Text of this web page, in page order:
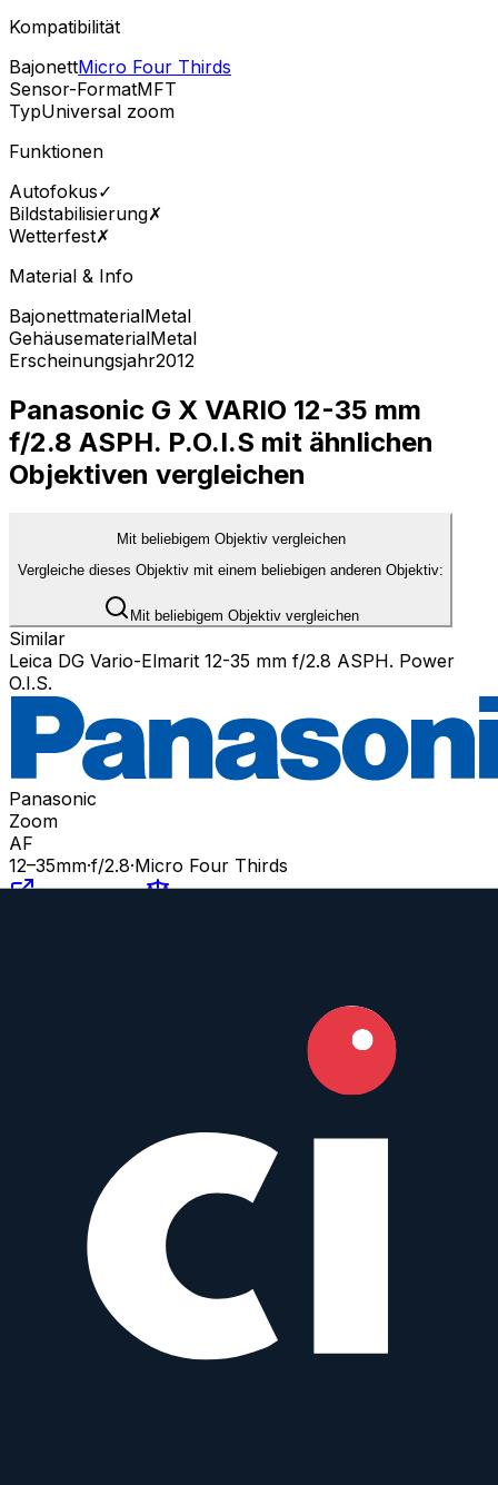
Kompatibilität
BajonettMicro Four Thirds
Sensor-FormatMFT
TypUniversal zoom
Funktionen
Autofokus✓
Bildstabilisierung✗
Wetterfest✗
Material & Info
BajonettmaterialMetal
GehäusematerialMetal
Erscheinungsjahr2012
Panasonic G X VARIO 12-35 mm
f/2.8 ASPH. P.O.I.S mit ähnlichen
Objektiven vergleichen
Mit beliebigem Objektiv vergleichen
Vergleiche dieses Objektiv mit einem beliebigen anderen Objektiv:
Mit beliebigem Objektiv vergleichen
Similar
Leica DG Vario-Elmarit 12-35 mm f/2.8 ASPH. Power
O.I.S.
Panasonic
Zoom
AF
12–35mm·f/2.8·Micro Four Thirds
zum Objektiv
YN 12-35 mm f/2.8-4 M
Yongnuo
f/2.8
Micro Four Thirds
zum Objektiv